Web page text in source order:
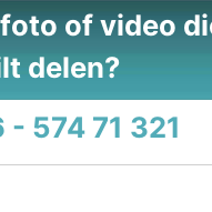
of video
delen?
- 574 71 321